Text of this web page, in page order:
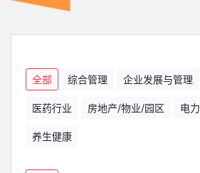
全部 综合管理 企业发展与管理
医药行业 房地产/物业/园区 电力
养生健康